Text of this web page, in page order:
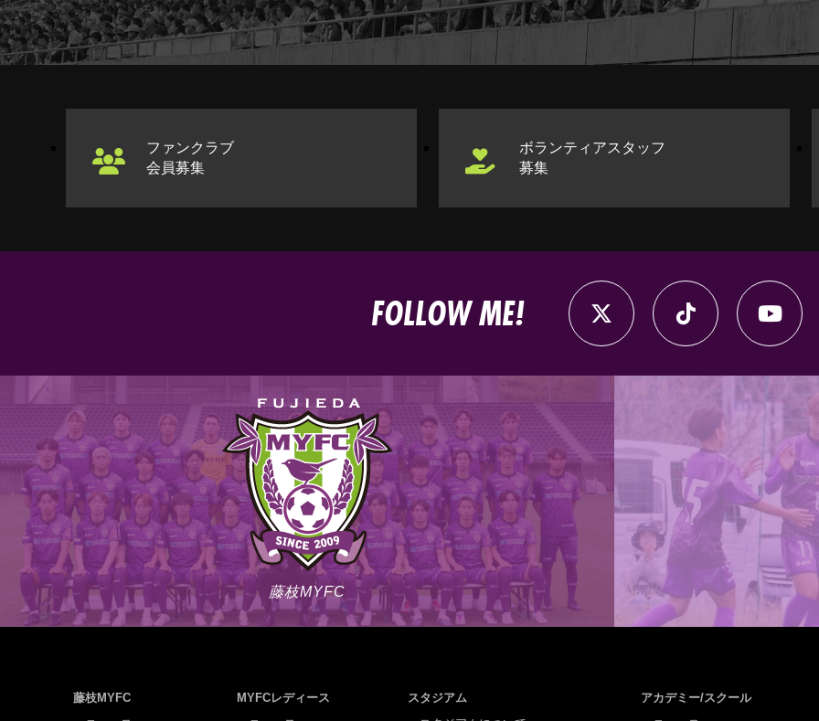
ファンクラブ
会員募集
ボランティアスタッフ
募集
FOLLOW ME!
藤枝MYFC
藤枝MYFC
MYFCレディース
スタジアム
アカデミー/スクール